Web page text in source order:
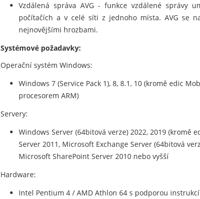
Vzdálená správa AVG - funkce vzdálené správy
počítačích a v celé síti z jednoho místa. AVG se
nejnovějšími hrozbami.
Systémové požadavky:
Operační systém Windows:
Windows 7 (Service Pack 1), 8, 8.1, 10 (kromě edic
procesorem ARM)
Servery:
Windows Server (64bitová verze) 2022, 2019 (kromě
Server 2011, Microsoft Exchange Server (64bitová
Microsoft SharePoint Server 2010 nebo vyšší
Hardware:
Intel Pentium 4 / AMD Athlon 64 s podporou